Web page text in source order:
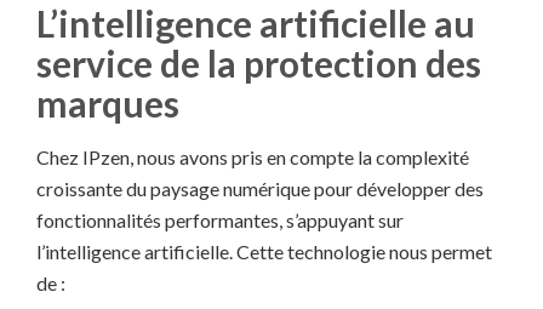
L’intelligence artificielle au
service de la protection des
marques
Chez IPzen, nous avons pris en compte la complexité
croissante du paysage numérique pour développer des
fonctionnalités performantes, s’appuyant sur
l’intelligence artificielle. Cette technologie nous permet
de :